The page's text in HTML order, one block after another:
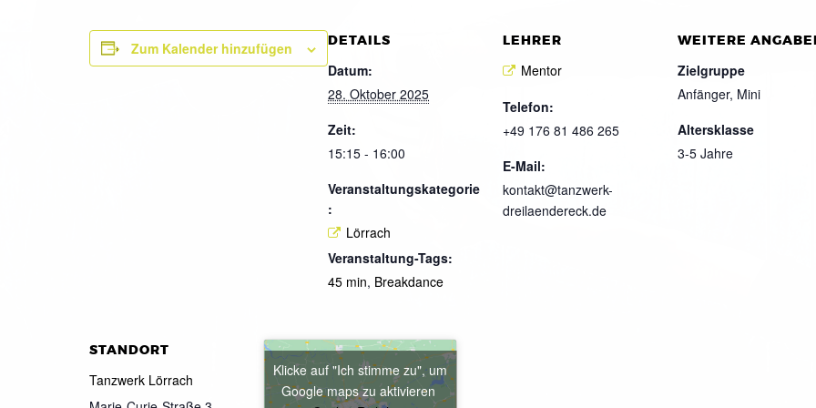
Zum Kalender hinzufügen DETAILS
Datum:
28. Oktober 2025
Zeit:
15:15 - 16:00
Veranstaltungskategorie
:
Lörrach
Veranstaltung-Tags:
45 min, Breakdance
LEHRER
Mentor
Telefon:
+49 176 81 486 265
E-Mail:
kontakt@tanzwerk-
dreilaendereck.de
WEITERE
Zielgruppe
Anfänger, Mini
Altersklasse
3-5 Jahre
STANDORT
Tanzwerk Lörrach
Klicke auf "Ich stimme zu", um
Google maps zu aktivieren